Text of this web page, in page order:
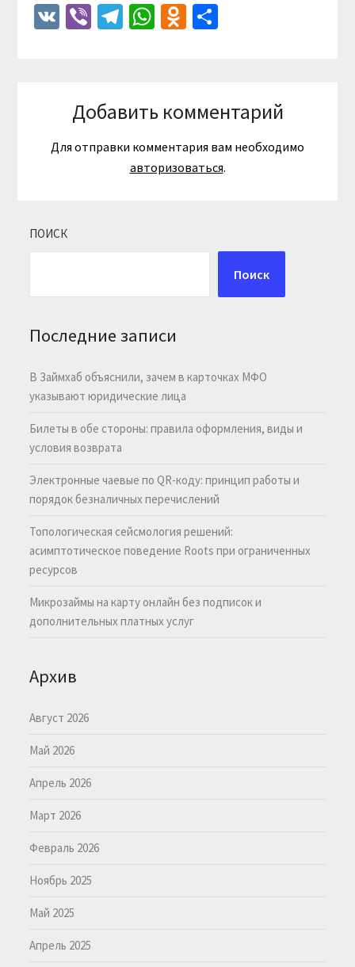
VKViberTelegram
WhatsApp
Odnoklassniki
Отправить
Добавить комментарий
Для отправки комментария вам необходимо
авторизоваться.
ПОИСК
Поиск
Последние записи
В Займхаб объяснили, зачем в карточках МФО
указывают юридические лица
Билеты в обе стороны: правила оформления, виды и
условия возврата
Электронные чаевые по QR-коду: принцип работы и
порядок безналичных перечислений
Топологическая сейсмология решений:
асимптотическое поведение Roots при ограниченных
ресурсов
Микрозаймы на карту онлайн без подписок и
дополнительных платных услуг
Архив
Август 2026
Май 2026
Апрель 2026
Март 2026
Февраль 2026
Ноябрь 2025
Май 2025
Апрель 2025